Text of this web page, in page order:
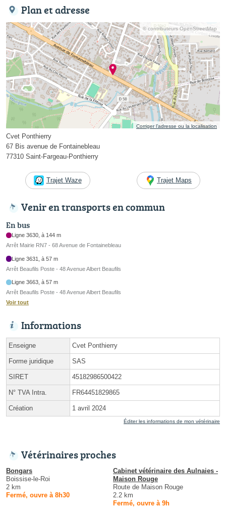
Plan et adresse
© contributeurs OpenStreetMap
Corriger l’adresse ou la localisation
Cvet Ponthierry
67 Bis avenue de Fontainebleau
77310 Saint-Fargeau-Ponthierry
Trajet Waze Trajet Maps
Venir en transports en commun
En bus
Ligne 3630, à 144 m
Arrêt Mairie RN7 - 68 Avenue de Fontainebleau
Ligne 3631, à 57 m
Arrêt Beaufils Poste - 48 Avenue Albert Beaufils
Ligne 3663, à 57 m
Arrêt Beaufils Poste - 48 Avenue Albert Beaufils
Voir tout
Informations
Enseigne Cvet Ponthierry
Forme juridique SAS
SIRET 45182986500422
N° TVA Intra. FR64451829865
Création 1 avril 2024
Éditer les informations de mon vétérinaire
Vétérinaires proches
Bongars
Boissise-le-Roi
2 km
Fermé, ouvre à 8h30
Cabinet vétérinaire des Aulnaies -
Maison Rouge
Route de Maison Rouge
2.2 km
Fermé, ouvre à 9h